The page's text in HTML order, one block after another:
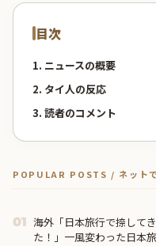
目次
1. ニュースの概要
2. タイ人の反応
3. 読者のコメント
POPULAR POSTS / ネット
01 海外「日本旅行で捺して
た！」一風変わった日本